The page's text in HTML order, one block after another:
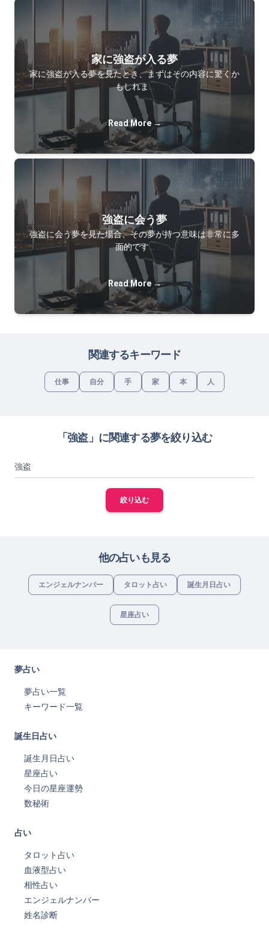
家に強盗が入る夢
家に強盗が入る夢を見たとき、まずはその内容に驚くか
もしれま…
Read More →
強盗に会う夢
強盗に会う夢を見た場合、その夢が持つ意味は非常に多
面的です…
Read More →
関連するキーワード
仕事 自分 手 家 本 人
「強盗」に関連する夢を絞り込む
絞り込む
他の占いも見る
エンジェルナンバー タロット占い 誕生月日占い
星座占い
夢占い
夢占い一覧
キーワード一覧
誕生日占い
誕生月日占い
星座占い
今日の星座運勢
数秘術
占い
タロット占い
血液型占い
相性占い
エンジェルナンバー
姓名診断